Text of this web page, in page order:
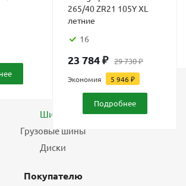
265/40 ZR21 105Y XL
летние
16
23 784₽ 29 730₽
Экономия 5 946₽
Подробнее
Шины
Грузовые шины
Диски
Покупателю